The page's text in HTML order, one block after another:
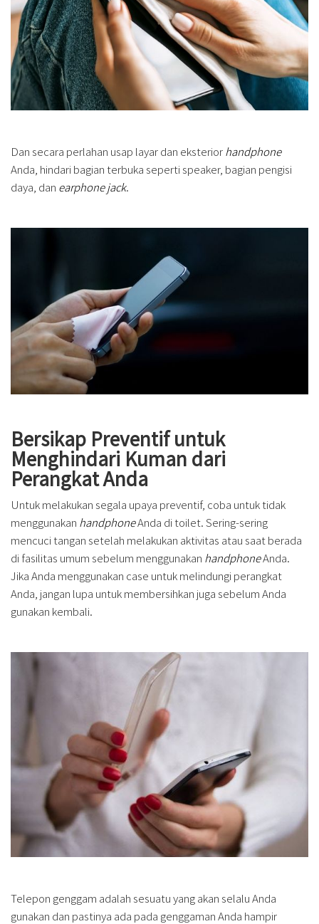
Dan secara perlahan usap layar dan eksteriorhandphone
Anda, hindari bagian terbuka seperti speaker, bagian pengisi
daya, dan earphone jack.
Bersikap Preventif untuk
Menghindari Kuman dari
Perangkat Anda
Untuk melakukan segala upaya preventif, coba untuk tidak
menggunakan handphoneAnda di toilet. Sering-sering
mencuci tangan setelah melakukan aktivitas atau saat berada
di fasilitas umum sebelum menggunakan handphoneAnda.
Jika Anda menggunakan case untuk melindungi perangkat
Anda, jangan lupa untuk membersihkan juga sebelum Anda
gunakan kembali.
Telepon genggam adalah sesuatu yang akan selalu Anda
gunakan dan pastinya ada pada genggaman Anda hampir